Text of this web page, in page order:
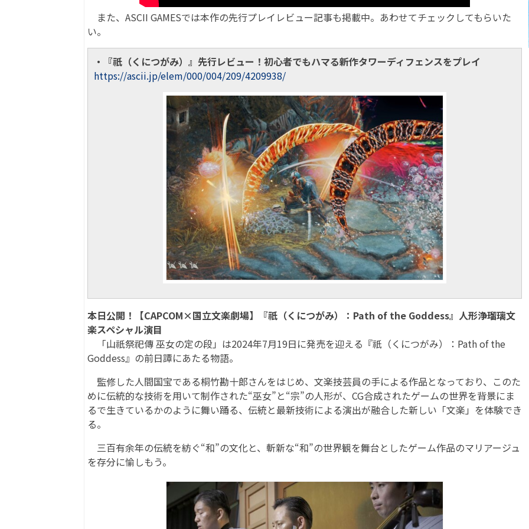
また、ASCII GAMESでは本作の先行プレイレビュー記事も掲載中。あわせてチェックしてもらいた
い。
・『祇（くにつがみ）』先行レビュー！初心者でもハマる新作タワーディフェンスをプレイ
https://ascii.jp/elem/000/004/209/4209938/
本日公開！【CAPCOM×国立文楽劇場】『祇（くにつがみ）：Path of the Goddess』人形浄瑠璃文
楽スペシャル演目
「山祇祭祀傳 巫女の定の段」は2024年7月19日に発売を迎える『祇（くにつがみ）：Path of the
Goddess』の前日譚にあたる物語。
監修した人間国宝である桐竹勘十郎さんをはじめ、文楽技芸員の手による作品となっており、このた
めに伝統的な技術を用いて制作された“巫女”と“宗”の人形が、CG合成されたゲームの世界を背景にま
るで生きているかのように舞い踊る、伝統と最新技術による演出が融合した新しい「文楽」を体験でき
る。
三百有余年の伝統を紡ぐ“和”の文化と、斬新な“和”の世界観を舞台としたゲーム作品のマリアージュ
を存分に愉しもう。